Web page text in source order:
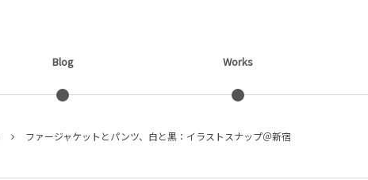
Blog Works
ファージャケットとパンツ、白と黒：イラストスナップ＠新宿